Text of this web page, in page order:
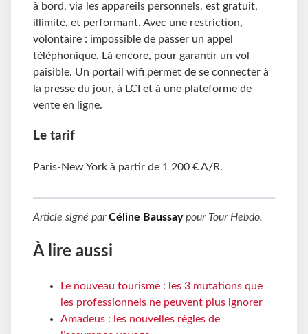
à bord, via les appareils personnels, est gratuit,
illimité, et performant. Avec une restriction,
volontaire : impossible de passer un appel
téléphonique. Là encore, pour garantir un vol
paisible. Un portail wifi permet de se connecter à
la presse du jour, à LCI et à une plateforme de
vente en ligne.
Le tarif
Paris-New York à partir de 1 200 € A/R.
Article signé parCéline Baussaypour Tour Hebdo.
À lire aussi
Le nouveau tourisme : les 3 mutations que
les professionnels ne peuvent plus ignorer
Amadeus : les nouvelles règles de